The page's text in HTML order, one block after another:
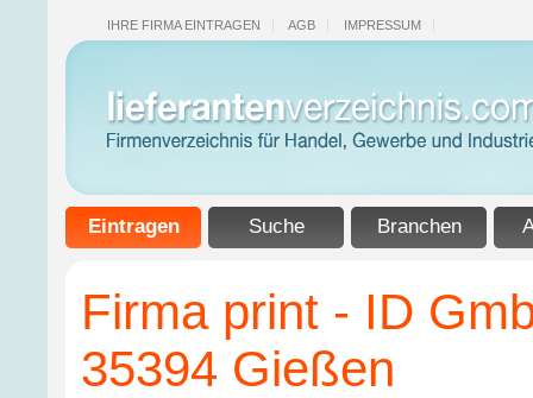
IHRE FIRMA EINTRAGEN AGB IMPRESSUM
Eintragen Suche Branchen
Firma print - ID
35394 Gießen